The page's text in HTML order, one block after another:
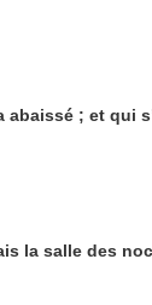
Quiconque
la salle des